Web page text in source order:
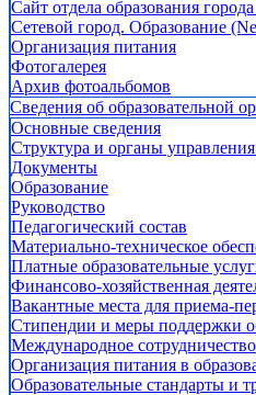
Сайт отдела образования
Сетевой город. Образование
Организация питания
Фотогалерея
Архив фотоальбомов
Сведения об образовательной
Основные сведения
Структура и органы
Документы
Образование
Руководство
Педагогический состав
Материально-техническое
Платные образовательные
Финансово-хозяйственная
Вакантные места для приема-
Стипендии и меры поддержки
Международное сотрудничество
Организация питания в
Образовательные стандарты и